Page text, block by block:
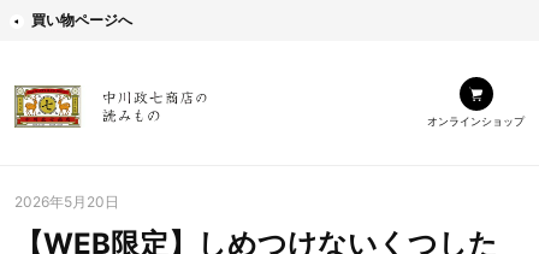
買い物ページへ
オンラインショップ
2026年5月20日
【WEB限定】しめつけないくつした